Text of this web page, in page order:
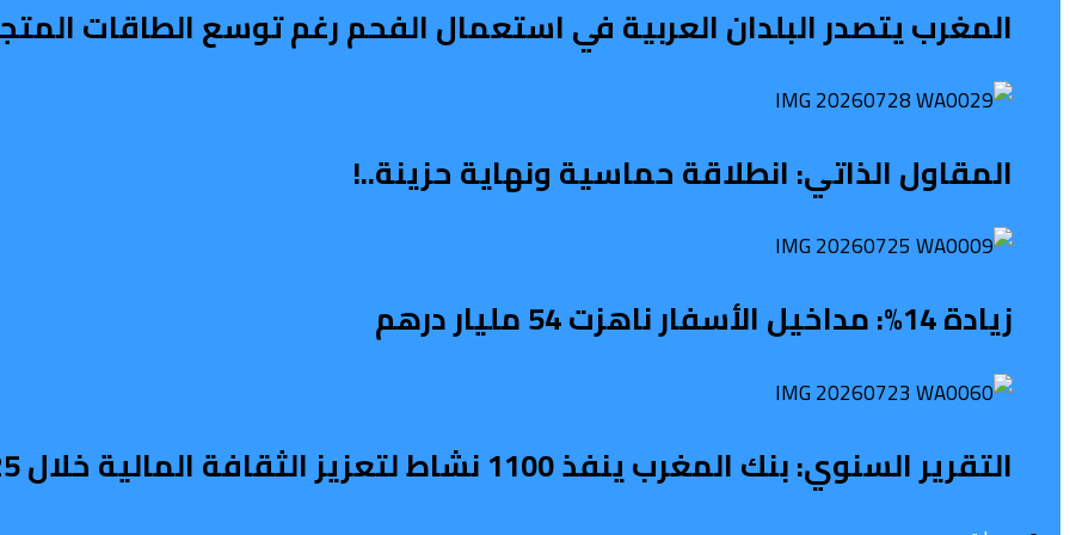
المغرب يتصدر البلدان العربية في استعمال الفحم رغم توسع الطاقات
المقاول الذاتي: انطلاقة حماسية ونهاية حزينة..!
زيادة 14%: مداخيل الأسفار ناهزت 54 مليار درهم
التقرير السنوي: بنك المغرب ينفذ 1100 نشاط لتعزيز الثقافة المالية خلال 2025